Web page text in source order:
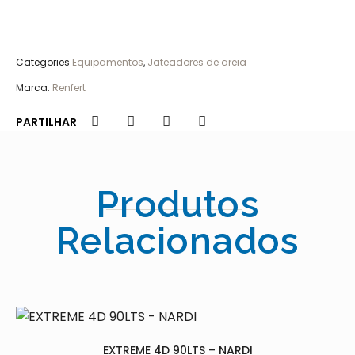
Categories Equipamentos, Jateadores de areia
Marca: Renfert
PARTILHAR
Produtos
Relacionados
EXTREME 4D 90LTS – NARDI